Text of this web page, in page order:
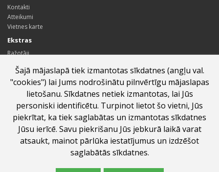
Šajā mājaslapā tiek izmantotas sīkdatnes (angļu val.
"cookies") lai Jums nodrošinātu pilnvērtīgu mājaslapas
lietošanu. Sīkdatnes netiek izmantotas, lai Jūs
personiski identificētu. Turpinot lietot šo vietni, Jūs
piekrītat, ka tiek saglabātas un izmantotas sīkdatnes
Jūsu ierīcē. Savu piekrišanu Jūs jebkurā laikā varat
atsaukt, mainot pārlūka iestatījumus un izdzēšot
saglabātās sīkdatnes.
Kontakti
Atteikumi
Vietnes karte
Ekstras
Ražotāji
Sadarbības partneru programma
Īpašie piedāvājumi
Profils
Profils
Pasūtījumu vēsture
Vēlmju saraksts
Jaunumi